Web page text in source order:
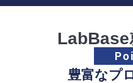
LabBase
豊富なプ